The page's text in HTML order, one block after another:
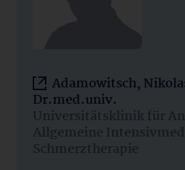
Adamowitsch,
Dr.med.univ.
Universitätsklinik für
Allgemeine
Schmerztherapie